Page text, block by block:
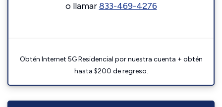
o llamar833-469-4276
Obtén Internet 5G Residencial por nuestra cuenta + obtén
hasta $200 de regreso.